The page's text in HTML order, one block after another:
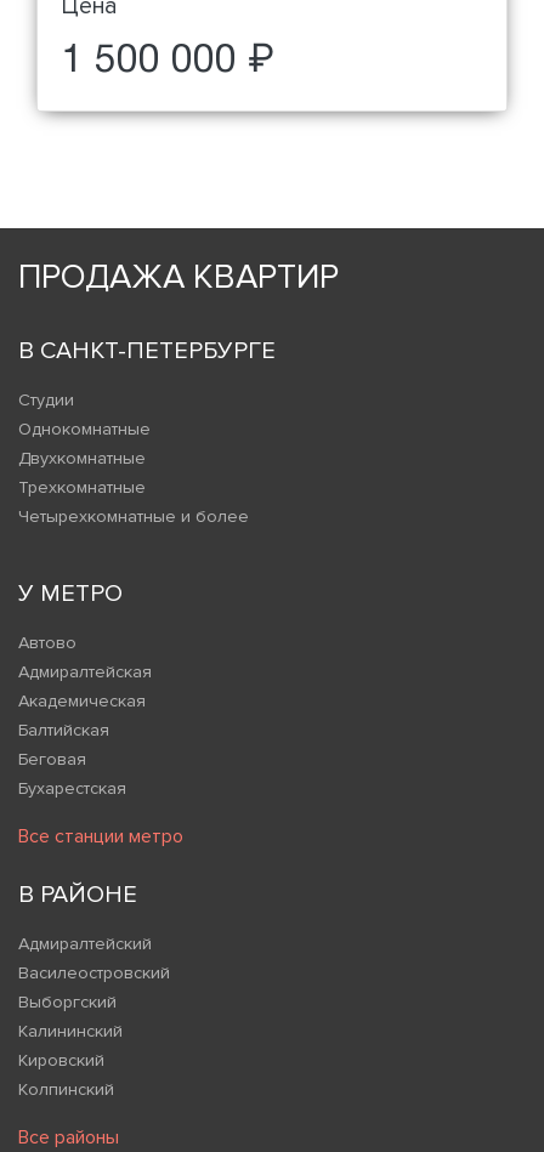
Цена
1 500 000 ₽
ПРОДАЖА КВАРТИР
В САНКТ-ПЕТЕРБУРГЕ
Студии
Однокомнатные
Двухкомнатные
Трехкомнатные
Четырехкомнатные и более
У МЕТРО
Автово
Адмиралтейская
Академическая
Балтийская
Беговая
Бухарестская
Все станции метро
В РАЙОНЕ
Адмиралтейский
Василеостровский
Выборгский
Калининский
Кировский
Колпинский
Все районы